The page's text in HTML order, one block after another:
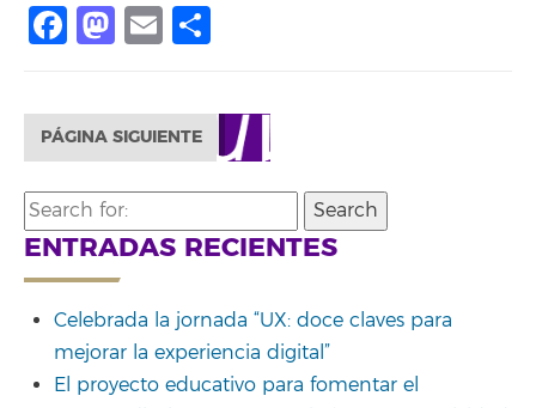
Facebook
Mastodon
Email
PÁGINA SIGUIENTE
Search
for:
ENTRADAS RECIENTES
Celebrada la jornada “UX: doce claves para
mejorar la experiencia digital”
El proyecto educativo para fomentar el